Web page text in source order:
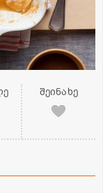
შეინახე